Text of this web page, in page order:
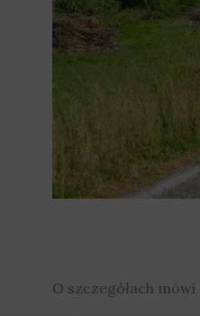
O szczegółach mówi